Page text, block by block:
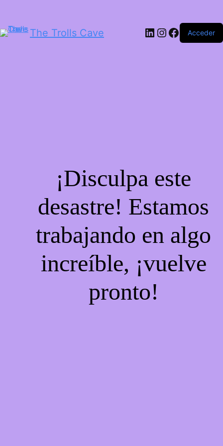
The Trolls Cave LinkedIn
Instagram
Facebook
Acceder
¡Disculpa este
desastre! Estamos
trabajando en algo
increíble, ¡vuelve
pronto!